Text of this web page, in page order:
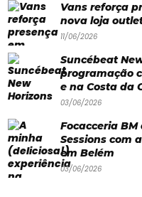
Vans reforça
nova loja
11/06/2026
Suncébeat
programação
e na Costa da
03/06/2026
Focacceria
Sessions com
em Belém
03/06/2026